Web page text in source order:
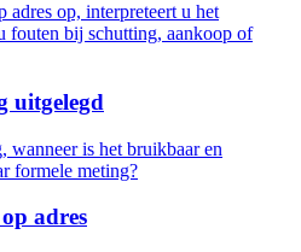
adres op, interpreteert u het
fouten bij schutting, aankoop of
uitgelegd
wanneer is het bruikbaar en
formele meting?
adres